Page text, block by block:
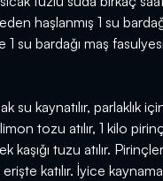
haşlanmış 1 su
su bardağı maş fasulyesi
su kaynatılır, parlaklık
limon tozu atılır, 1 kilo
kaşığı tuzu atılır.
erişte katılır. İyice